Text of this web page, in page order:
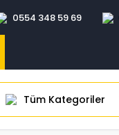
0554 348 59 69
Tüm Kategoriler